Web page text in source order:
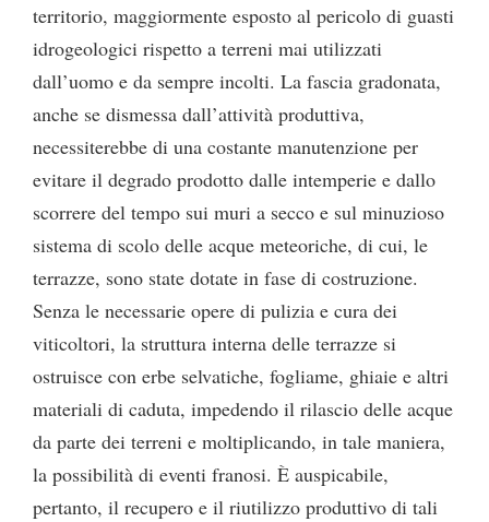
territorio, maggiormente esposto al pericolo di guasti
idrogeologici rispetto a terreni mai utilizzati
dall’uomo e da sempre incolti. La fascia gradonata,
anche se dismessa dall’attività produttiva,
necessiterebbe di una costante manutenzione per
evitare il degrado prodotto dalle intemperie e dallo
scorrere del tempo sui muri a secco e sul minuzioso
sistema di scolo delle acque meteoriche, di cui, le
terrazze, sono state dotate in fase di costruzione.
Senza le necessarie opere di pulizia e cura dei
viticoltori, la struttura interna delle terrazze si
ostruisce con erbe selvatiche, fogliame, ghiaie e altri
materiali di caduta, impedendo il rilascio delle acque
da parte dei terreni e moltiplicando, in tale maniera,
la possibilità di eventi franosi. È auspicabile,
pertanto, il recupero e il riutilizzo produttivo di tali